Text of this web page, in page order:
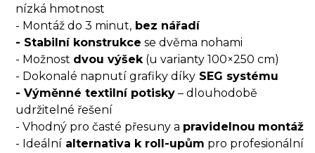
nízká hmotnost
- Montáž do 3 minut, bez nářadí
- Stabilní konstrukce se dvěma nohami
- Možnost dvou výšek(u varianty 100×250 cm)
- Dokonalé napnutí grafiky díky SEG systému
- Výměnné textilní potisky – dlouhodobě
udržitelné řešení
- Vhodný pro časté přesuny a pravidelnou montáž
- Ideální alternativa k roll-upům pro profesionální